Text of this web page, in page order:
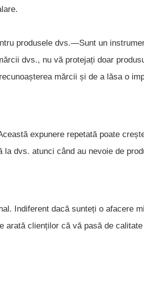
produsele dvs.—Sunt un
dvs., nu vă protejați doar
mărcii și de a lăsa o
expunere repetată poate
dvs. atunci când au nevoie de
Indiferent dacă sunteți o afacere
arată clienților că vă pasă de